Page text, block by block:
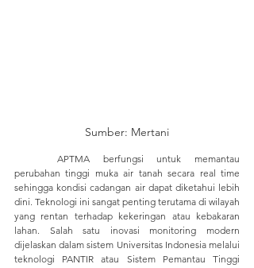
Sumber: Mertani
perubahan tinggi muka air tanah secara real time
sehingga kondisi cadangan air dapat diketahui lebih
dini. Teknologi ini sangat penting terutama di wilayah
yang rentan terhadap kekeringan atau kebakaran
lahan. Salah satu inovasi monitoring modern
dijelaskan dalam sistem Universitas Indonesia melalui
teknologi PANTIR atau Sistem Pemantau Tinggi